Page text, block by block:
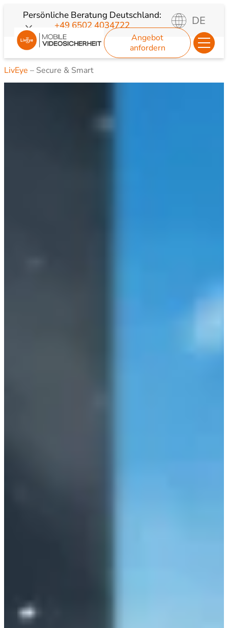
Inhalt
springen
Persönliche Beratung Deutschland:
+49 6502 4034722
DE
Angebot
anfordern
LivEye – Secure & Smart